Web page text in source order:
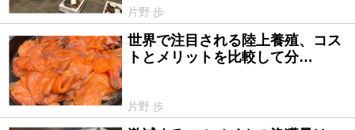
片野 歩
2025/06/26
世界で注目される陸上養殖、コス
トとメリットを比較して分…
片野 歩